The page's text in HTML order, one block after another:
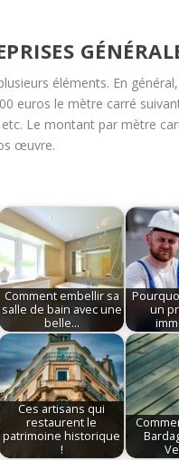
éléments. En
euros le mètre carré
Le montant par mètre
œuvre.
Comment embellir sa
salle de bain avec une
belle…
un
Ces artisans qui
restaurent le
patrimoine historique
!